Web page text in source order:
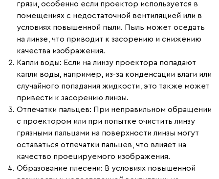
грязи, особенно если проектор используется в
помещениях с недостаточной вентиляцией или в
условиях повышенной пыли. Пыль может оседать
на линзе, что приводит к засорению и снижению
качества изображения.
Капли воды: Если на линзу проектора попадают
капли воды, например, из-за конденсации влаги или
случайного попадания жидкости, это также может
привести к засорению линзы.
Отпечатки пальцев: При неправильном обращении
с проектором или при попытке очистить линзу
грязными пальцами на поверхности линзы могут
оставаться отпечатки пальцев, что влияет на
качество проецируемого изображения.
Образование плесени: В условиях повышенной